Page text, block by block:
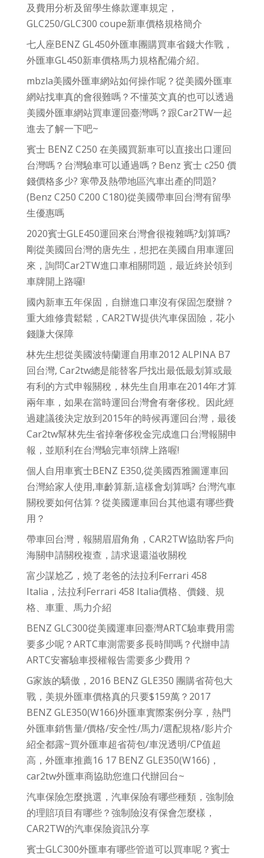
及費用分析及留學生條款運車規定，
GLC250/GLC300 coupe新車價格規格簡介
七人座BENZ GL450外匯車團購買車省錢大作戰，
外匯車GL450新車價格馬力規格配備介紹。
mbzla美國外匯車網站如何操作呢？從美國外匯車
網站找車真的會很難嗎？不懂英文真的也可以透過
美國外匯車網站買車運回臺灣嗎？跟Car2TW一起
進去了解一下吧~
賓士 BENZ C250 在美國買新車可以直接出口運回
台灣嗎？台灣驗車可以通過嗎？Benz 賓士 c250 價
錢價格多少? 寒帶及熱帶地區汽車出產的問題?
(Benz C250 C200 C180)從美國帶車回台灣有留學
生優惠嗎
2020賓士GLE450運回來台灣會很複雜嗎?划算嗎?
剛從美國回台灣的唐先生，想把在美國自用車運回
來，詢問Car2TW進口車相關問題，最近終於領到
車牌開上路囉!
國內新車五年保固，自辦進口車沒有保固怎麼辦？
重大維修貴鬆鬆，CAR2TW提供汽車保固險，花小
錢賺大保障
林先生想從美國波特蘭運自用車2012 ALPINA B7
回台灣, Car2tw總是能替客戶找出最低最划算或最
有利的方式申報關稅，林先生自用車在2014年才算
兩年車，如果在當時運回台灣會有奢侈稅。因此經
過建議後決定放到2015年的時候再運回台灣，最後
Car2tw幫林先生省掉奢侈稅金完成進口台灣報關申
報，並順利在台灣驗完車領牌上路喔!
個人自用車賓士BENZ E350,從美國西雅圖運車回
台灣給家人使用,車齡算新,這樣會划算嗎? 台灣汽車
關稅要如何估算？從美國運車回台其他還有哪些費
用？
帶車回台灣，報關眉眉角角，CAR2TW協助客戶向
海關申請關稅複查，請求退還溢收關稅
富少謀尬乙，燒了老爸的法拉利Ferrari 458
Italia，法拉利Ferrari 458 Italia價格、價錢、規
格、車重、馬力介紹
BENZ GLC300從美國運車回臺灣ARTC驗車費用需
要多少呢？ARTC車測需要多長時間嗎？代辦申請
ARTC安審驗車授權報告需要多少費用？
G家族的驕傲，2016 BENZ GLE350 團購省荷包大
戰，美規外匯車價格真的只要$159萬？2017
BENZ GLE350(W166)外匯車實際案例分享，熱門
外匯車銷售量/價格/安全性/馬力/選配規格/影片介
紹全都露~買外匯車超省荷包/車況透明/CP值超
高，外匯車推薦16 17 BENZ GLE350(W166)，
car2tw外匯車商協助您進口代辦回台~
汽車保險怎麼挑選，汽車保險有哪些種類，強制險
的理賠項目有哪些？強制險沒有保會怎麼樣，
CAR2TW的汽車保險資訊分享
賓士GLC300外匯車有哪些管道可以買車呢？賓士